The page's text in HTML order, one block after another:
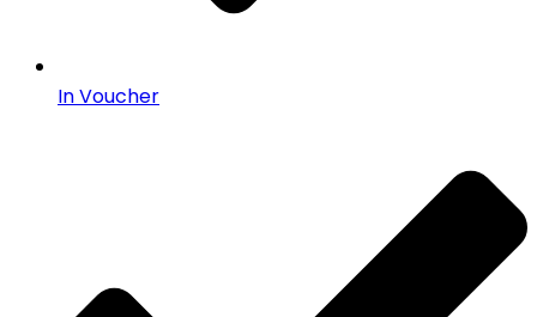
In Voucher